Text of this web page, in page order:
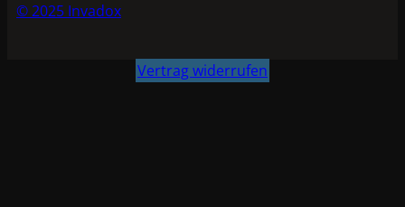
© 2025 Invadox
Vertrag widerrufen